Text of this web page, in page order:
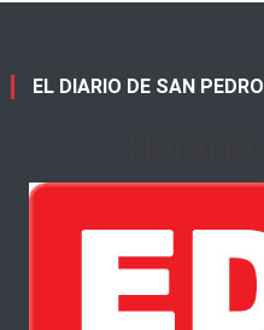
EL DIARIO DE SAN PEDRO